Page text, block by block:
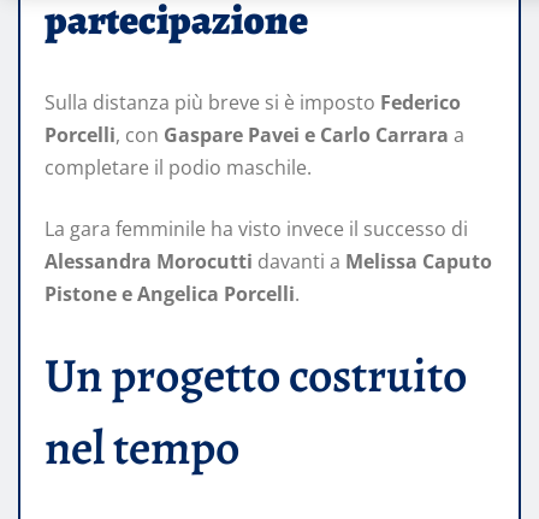
partecipazione
Sulla distanza più breve si è imposto Federico
Porcelli, con Gaspare Pavei e Carlo Carrara a
completare il podio maschile.
La gara femminile ha visto invece il successo di
Alessandra Morocutti davanti a Melissa Caputo
Pistone e Angelica Porcelli.
Un progetto costruito
nel tempo